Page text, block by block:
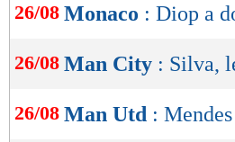
26/08 Monaco : Diop a
26/08 Man City : Silva,
26/08 Man Utd :